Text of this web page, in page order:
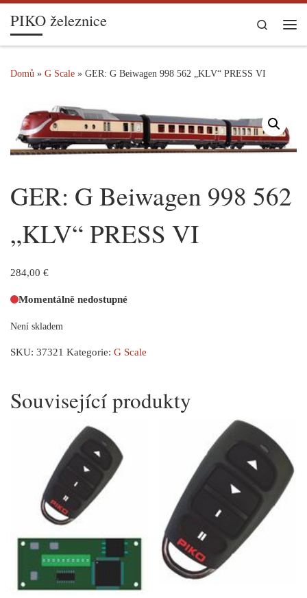
Skip to content
PIKO železnice
Search
Domů » G Scale » GER: G Beiwagen 998 562 „KLV“ PRESS VI
GER: G Beiwagen 998 562
„KLV“ PRESS VI
284,00 €
Momentálně nedostupné
Není skladem
SKU: 37321 Kategorie: G Scale
Související produkty